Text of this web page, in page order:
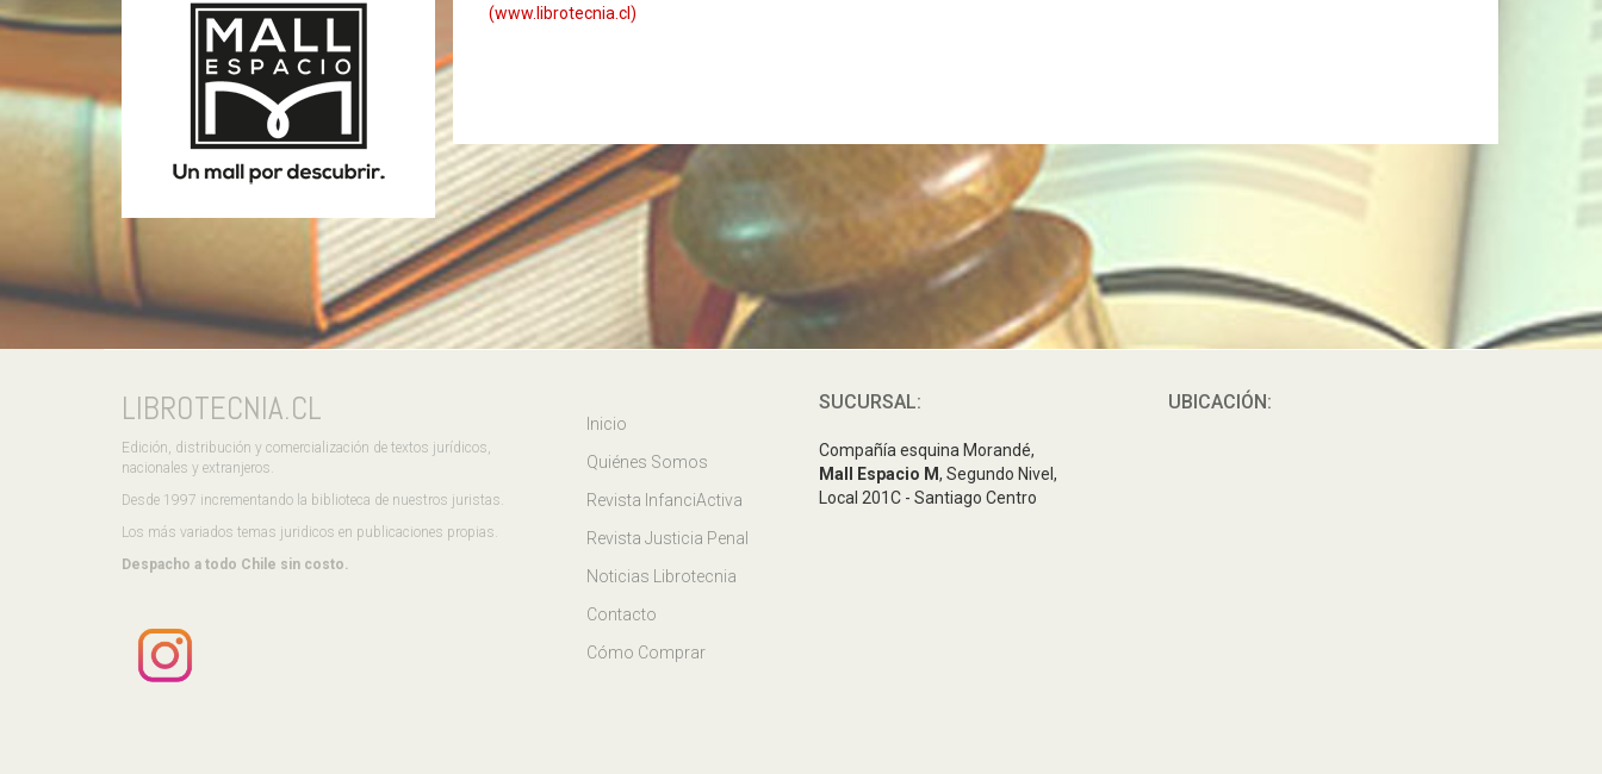
(www.librotecnia.cl)
LIBROTECNIA.CL
Edición, distribución y comercialización de textos jurídicos,
nacionales y extranjeros.
Desde 1997 incrementando la biblioteca de nuestros juristas.
Los más variados temas juridicos en publicaciones propias.
Despacho a todo Chile sin costo.
Inicio
Quiénes Somos
Revista InfanciActiva
Revista Justicia Penal
Noticias Librotecnia
Contacto
Cómo Comprar
SUCURSAL:
Compañía esquina Morandé,
Mall Espacio M, Segundo Nivel,
Local 201C - Santiago Centro
UBICACIÓN: